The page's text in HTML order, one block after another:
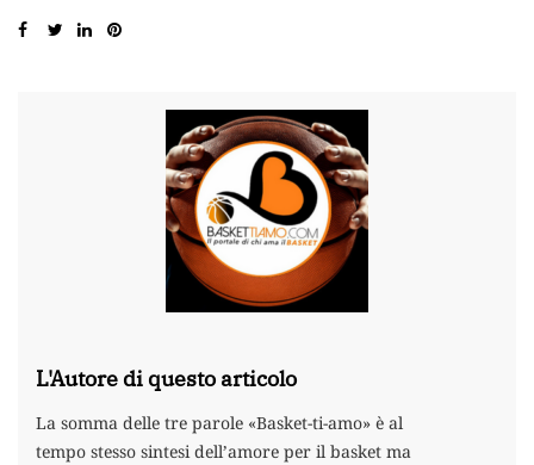
L'Autore di questo articolo
La somma delle tre parole «Basket-ti-amo» è al
tempo stesso sintesi dell’amore per il basket ma